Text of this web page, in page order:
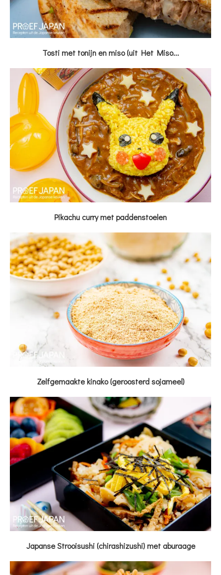
Tosti met tonijn en miso (uit Het Miso...
Pikachu curry met paddenstoelen
Zelfgemaakte kinako (geroosterd sojameel)
Japanse Strooisushi (chirashizushi) met aburaage